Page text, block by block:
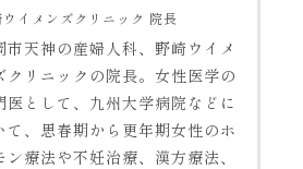
ウイメンズクリニック 院長
市天神の産婦人科、野崎ウイメ
クリニックの院長。女性医学の
医として、九州大学病院などに
て、思春期から更年期女性のホ
ン療法や不妊治療、漢方療法、